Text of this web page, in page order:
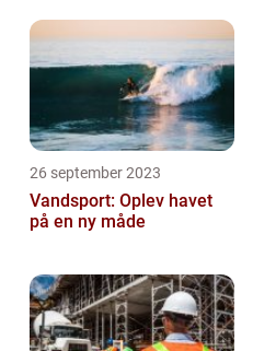
26 september 2023
Vandsport: Oplev havet
på en ny måde